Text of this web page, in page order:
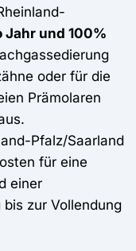
Jahr und 100%
oder für die
Prämolaren
Pfalz/Saarland
für eine
einer
zur Vollendung